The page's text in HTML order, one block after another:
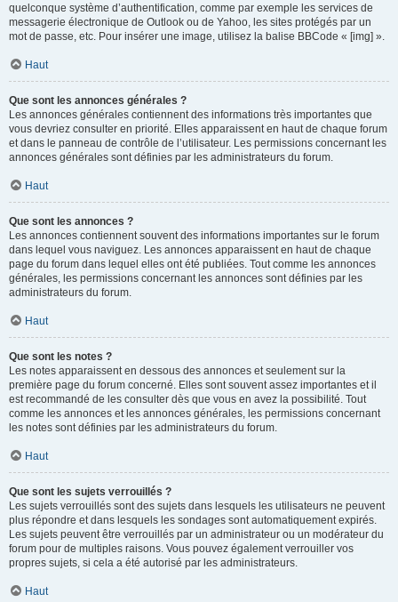
quelconque système d’authentification, comme par exemple les services de
messagerie électronique de Outlook ou de Yahoo, les sites protégés par un
mot de passe, etc. Pour insérer une image, utilisez la balise BBCode « [img] ».
Haut
Que sont les annonces générales ?
Les annonces générales contiennent des informations très importantes que
vous devriez consulter en priorité. Elles apparaissent en haut de chaque forum
et dans le panneau de contrôle de l’utilisateur. Les permissions concernant les
annonces générales sont définies par les administrateurs du forum.
Haut
Que sont les annonces ?
Les annonces contiennent souvent des informations importantes sur le forum
dans lequel vous naviguez. Les annonces apparaissent en haut de chaque
page du forum dans lequel elles ont été publiées. Tout comme les annonces
générales, les permissions concernant les annonces sont définies par les
administrateurs du forum.
Haut
Que sont les notes ?
Les notes apparaissent en dessous des annonces et seulement sur la
première page du forum concerné. Elles sont souvent assez importantes et il
est recommandé de les consulter dès que vous en avez la possibilité. Tout
comme les annonces et les annonces générales, les permissions concernant
les notes sont définies par les administrateurs du forum.
Haut
Que sont les sujets verrouillés ?
Les sujets verrouillés sont des sujets dans lesquels les utilisateurs ne peuvent
plus répondre et dans lesquels les sondages sont automatiquement expirés.
Les sujets peuvent être verrouillés par un administrateur ou un modérateur du
forum pour de multiples raisons. Vous pouvez également verrouiller vos
propres sujets, si cela a été autorisé par les administrateurs.
Haut